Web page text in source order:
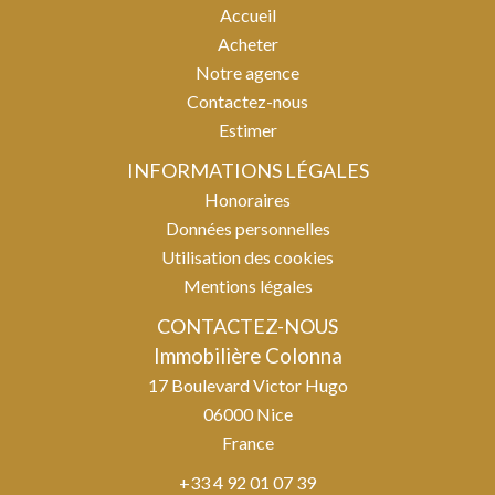
Accueil
Acheter
Notre agence
Contactez-nous
Estimer
INFORMATIONS LÉGALES
Honoraires
Données personnelles
Utilisation des cookies
Mentions légales
CONTACTEZ-NOUS
Immobilière Colonna
17 Boulevard Victor Hugo
06000Nice
France
+33 4 92 01 07 39